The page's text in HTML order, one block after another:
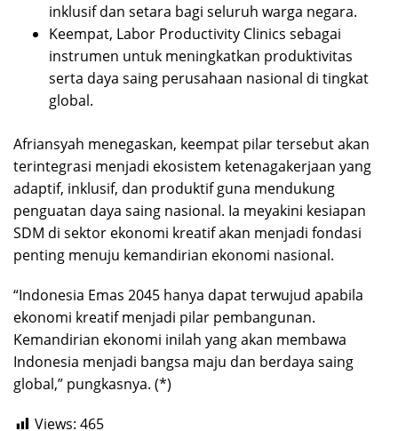
inklusif dan setara bagi seluruh warga negara.
Keempat, Labor Productivity Clinics sebagai
instrumen untuk meningkatkan produktivitas
serta daya saing perusahaan nasional di tingkat
global.
Afriansyah menegaskan, keempat pilar tersebut akan
terintegrasi menjadi ekosistem ketenagakerjaan yang
adaptif, inklusif, dan produktif guna mendukung
penguatan daya saing nasional. Ia meyakini kesiapan
SDM di sektor ekonomi kreatif akan menjadi fondasi
penting menuju kemandirian ekonomi nasional.
“Indonesia Emas 2045 hanya dapat terwujud apabila
ekonomi kreatif menjadi pilar pembangunan.
Kemandirian ekonomi inilah yang akan membawa
Indonesia menjadi bangsa maju dan berdaya saing
global,” pungkasnya. (*)
Views: 465